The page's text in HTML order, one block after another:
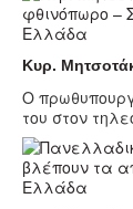
Ελλάδα
Κυρ.
Ο
του στον
Ελλάδα